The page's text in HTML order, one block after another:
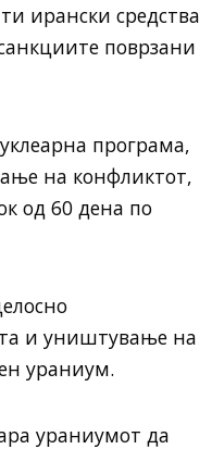
ирански средства
поврзани
програма,
на конфликтот,
од 60 дена по
и уништување на
ураниум.
ураниумот да